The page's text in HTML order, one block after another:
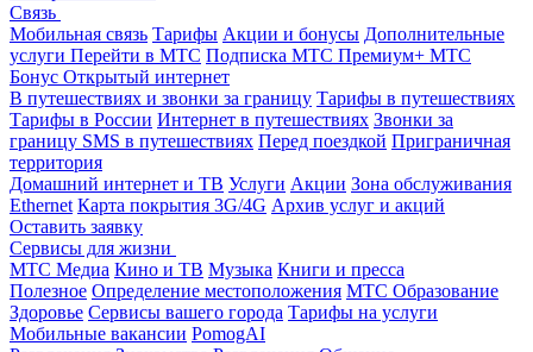
Связь
Мобильная связь Тарифы Акции и бонусы Дополнительные
услуги Перейти в МТС Подписка МТС Премиум+ МТС
Бонус Открытый интернет
В путешествиях и звонки за границу Тарифы в путешествиях
Тарифы в России Интернет в путешествиях Звонки за
границу SMS в путешествиях Перед поездкой Приграничная
территория
Домашний интернет и ТВ Услуги Акции Зона обслуживания
Ethernet Карта покрытия 3G/4G Архив услуг и акций
Оставить заявку
Сервисы для жизни
МТС Медиа Кино и ТВ Музыка Книги и пресса
Полезное Определение местоположения МТС Образование
Здоровье Сервисы вашего города Тарифы на услуги
Мобильные вакансии PomogAI